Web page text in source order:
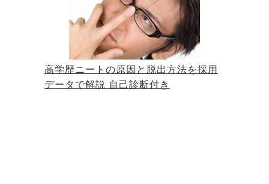
高学歴ニートの原因と脱出方法を採用
データで解説 自己診断付き